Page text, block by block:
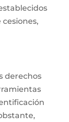
derechos